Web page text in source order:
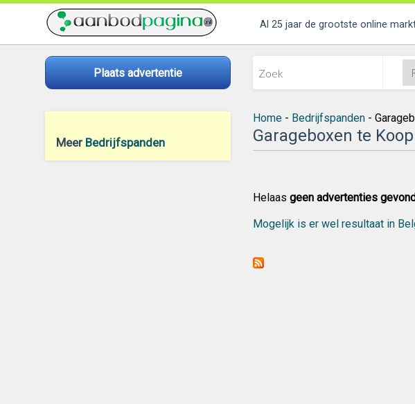
Al 25 jaar de grootste online
Plaats advertentie
Meer Bedrijfspanden
Home- Bedrijfspanden-
Garageboxen te Koop
Helaas geen advertenties
Mogelijk is er wel resultaat in